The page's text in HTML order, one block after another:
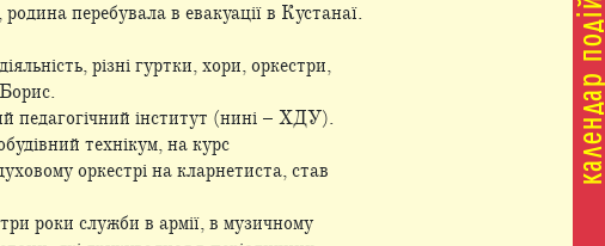
перебувала в евакуації в Кустанаї.
різні гуртки, хори, оркестри,
педагогічний інститут (нині – ХДУ).
технікум, на курс
оркестрі на кларнетиста, став
роки служби в армії, в музичному